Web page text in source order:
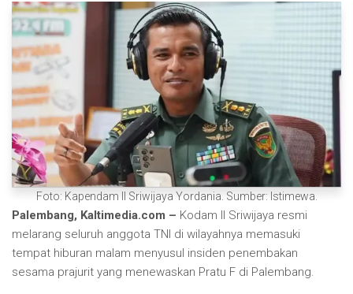
Foto: Kapendam II Sriwijaya Yordania. Sumber: Istimewa.
Palembang, Kaltimedia.com – Kodam II Sriwijaya resmi
melarang seluruh anggota TNI di wilayahnya memasuki
tempat hiburan malam menyusul insiden penembakan
sesama prajurit yang menewaskan Pratu F di Palembang.